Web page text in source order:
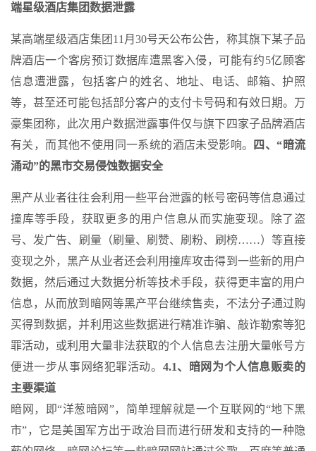
端星级酒店集团数据泄露
某高端星级酒店集团11月30号天公布公告，称其旗下某子品
牌酒店一个客房预订数据库遭黑客入侵，可能有约5亿顾客
信息遭泄露，包括客户的姓名、地址、电话、邮箱、护照
等，甚至还可能包括部分客户的支付卡号码和有效日期。万
豪集团称，此次用户数据泄露事件仅与旗下四家子品牌酒店
有关，而其他不使用同一系统的酒店未受影响。
四、“暗流
涌动”的黑市交易侵蚀数据安全
黑产从业者往往会利用一些平台泄露的帐号密码等信息通过
撞库等手段，获取更多的用户信息从而实施变现。除了盗
号、发广告、刷量（刷量、刷赞、刷粉、刷榜……）等直接
变现之外，黑产从业者还会利用撞库攻击得到一些新的用户
数据，然后通过大数据分析等技术手段，获得更丰富的用户
信息，从而放到暗网等黑产平台继续售卖，不法分子通过购
买得到数据，并利用这些数据进行精准诈骗、敲诈勒索等犯
罪活动，或利用大量非法获取的个人信息去注册大量帐号方
便进一步从事网络犯罪活动。 4.1、暗网为个人信息贩卖的
主要渠道
暗网，即“洋葱暗网”，简单理解就是一个互联网的“地下黑
市”，它是美国军方出于政治目而进行研发和支持的一种隐